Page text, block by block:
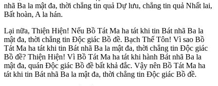
nhã Ba la mật đa, thời chẳng tin quả Dự lưu, chẳng tin quả Nhất lai,
Bất hoàn, A la hán.
Lại nữa, Thiện Hiện! Nếu Bồ Tát Ma ha tát khi tin Bát nhã Ba la
mật đa, thời chẳng tin Ðộc giác Bồ đề. Bạch Thế Tôn! Vì sao Bồ
Tát Ma ha tát khi tin Bát nhã Ba la mật đa, thời chẳng tin Ðộc giác
Bồ đề? Thiện Hiện! Vì Bồ Tát Ma ha tát khi hành Bát nhã Ba la
mật đa, quán Ðộc giác Bồ đề bất khả đắc. Vậy nên Bồ Tát Ma ha
tát khi tin Bát nhã Ba la mật đa, thời chẳng tin Ðộc giác Bồ đề.